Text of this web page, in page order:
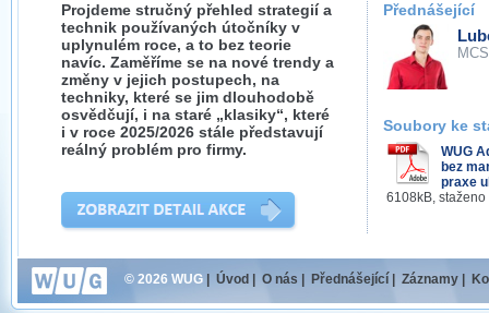
Projdeme stručný přehled strategií a
technik používaných útočníky v
uplynulém roce, a to bez teorie
navíc. Zaměříme se na nové trendy a
změny v jejich postupech, na
techniky, které se jim dlouhodobě
osvědčují, i na staré „klasiky“, které
i v roce 2025/2026 stále představují
reálný problém pro firmy.
Přednášející
Soubory ke
WUG
bez
praxe
6108kB, staženo
© 2026 WUG Úvod O nás Přednášející Záznamy